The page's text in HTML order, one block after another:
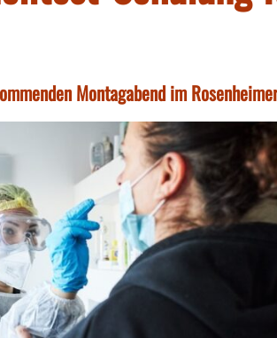
Montagabend im